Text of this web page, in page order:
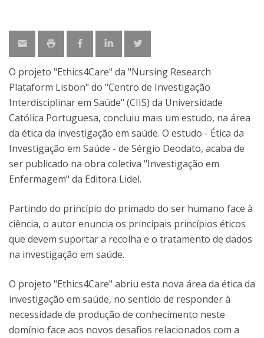
O projeto "Ethics4Care" da "Nursing Research
Plataform Lisbon" do "Centro de Investigação
Interdisciplinar em Saúde" (CIIS) da Universidade
Católica Portuguesa, concluiu mais um estudo, na área
da ética da investigação em saúde. O estudo - Ética da
Investigação em Saúde - de Sérgio Deodato, acaba de
ser publicado na obra coletiva "Investigação em
Enfermagem" da Editora Lidel.
Partindo do princípio do primado do ser humano face à
ciência, o autor enuncia os principais princípios éticos
que devem suportar a recolha e o tratamento de dados
na investigação em saúde.
O projeto "Ethics4Care" abriu esta nova área da ética da
investigação em saúde, no sentido de responder à
necessidade de produção de conhecimento neste
domínio face aos novos desafios relacionados com a